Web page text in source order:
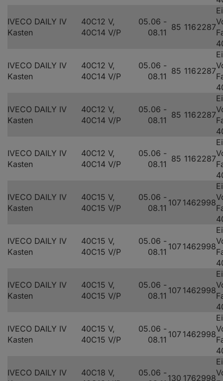
IVECO DAILY IV
Kasten
40C12 V,
40C14 V/P
05.06 -
08.11
85 1162287
IVECO DAILY IV
Kasten
40C12 V,
40C14 V/P
05.06 -
08.11
85 1162287
IVECO DAILY IV
Kasten
40C12 V,
40C14 V/P
05.06 -
08.11
85 1162287
IVECO DAILY IV
Kasten
40C12 V,
40C14 V/P
05.06 -
08.11
85 1162287
IVECO DAILY IV
Kasten
40C15 V,
40C15 V/P
05.06 -
08.11
107 1462998
IVECO DAILY IV
Kasten
40C15 V,
40C15 V/P
05.06 -
08.11
107 1462998
IVECO DAILY IV
Kasten
40C15 V,
40C15 V/P
05.06 -
08.11
107 1462998
IVECO DAILY IV
Kasten
40C15 V,
40C15 V/P
05.06 -
08.11
107 1462998
IVECO DAILY IV
40C18 V,
05.06 -
130 1762998